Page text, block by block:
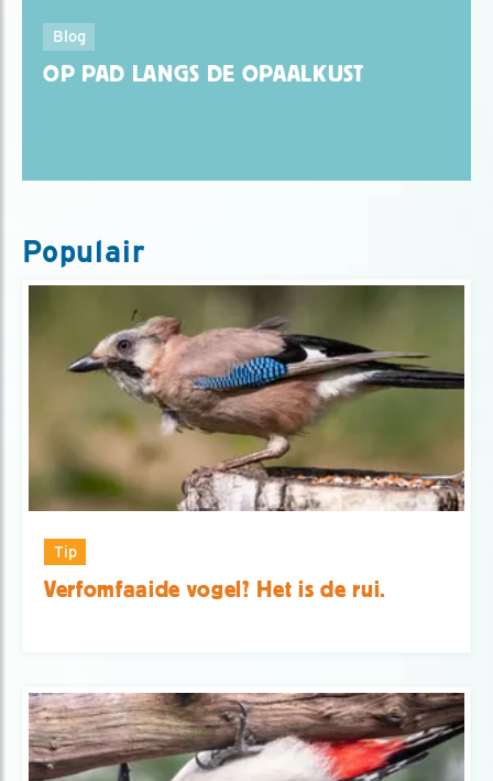
Blog
OP PAD LANGS DE OPAALKUST
Populair
Tip
Verfomfaaide vogel? Het is de rui.